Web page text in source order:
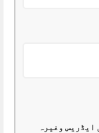
ایڈریس وغیرہ